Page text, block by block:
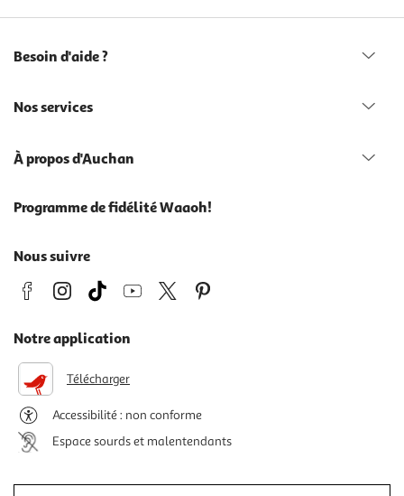
Besoin d'aide ?
Nos services
À propos d'Auchan
Programme de fidélité Waaoh!
Nous suivre
Notre application
Télécharger
Accessibilité : non conforme
Espace sourds et malentendants